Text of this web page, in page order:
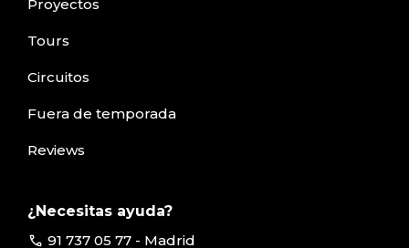
Proyectos
Tours
Circuitos
Fuera de temporada
Reviews
¿Necesitas ayuda?
call 91 737 05 77 - Madrid